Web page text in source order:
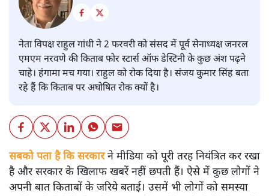
नेता विपक्ष राहुल गांधी ने 2 फरवरी को संसद में पूर्व सेनाध्यक्ष जनरल
एमएम नरवणे की किताब फोर स्टार्स ऑफ डेस्टिनी के कुछ अंश पढ़ने
चाहे। हंगामा मच गया। राहुल को रोक दिया है। संजय कुमार सिंह बता
रहे हैं कि किताब पर अघोषित रोक क्यों है।
सबको पता है कि सरकारने मीडिया को पूरी तरह नियंत्रित कर रखा
है और सरकार के खिलाफ खबरें नहीं छपती हैं। ऐसे में कुछ लोगों ने
अपनी बात किताबों के जरिये बताई। उसमें भी लोगों को समस्या